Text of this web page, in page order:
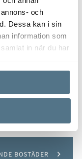
och
Dessa kan i sin
information som
in när du har
utbud av affärer
BOSTÄDER